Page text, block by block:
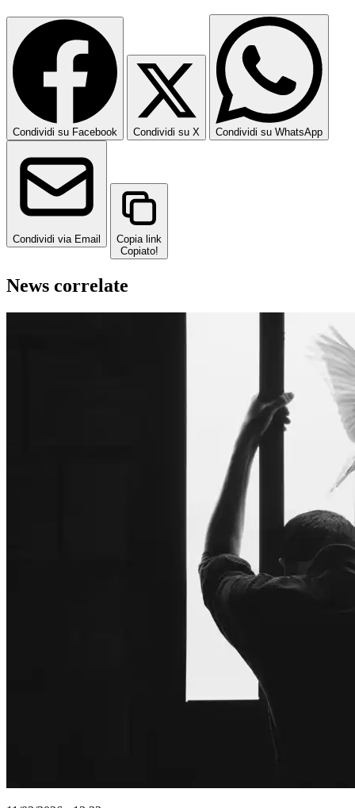
Condividi su Facebook Condividi su X Condividi su WhatsApp
Condividi via Email
Copia link
Copiato!
News correlate